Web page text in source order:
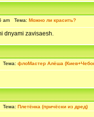
am Тема: Можно ли красить?
dnyami zavisaesh.
Тема: флоМастер Алёша
Тема: Плетёнка (причёски из дред)